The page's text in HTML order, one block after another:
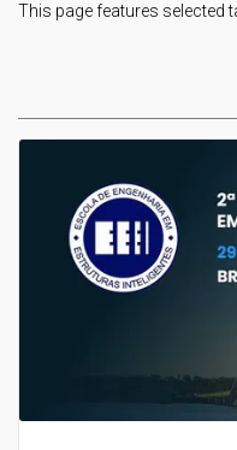
This page features selected